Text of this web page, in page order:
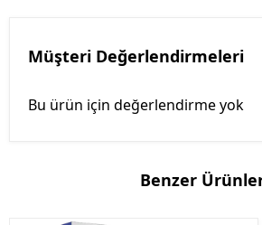
Müşteri Değerlendirmeleri
Bu ürün için değerlendirme yok
Benzer